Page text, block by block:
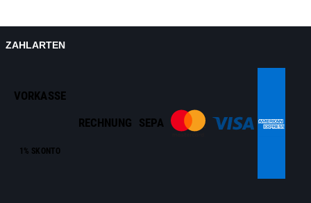
ZAHLARTEN
VORKASSE
1% SKONTO
RECHNUNG SEPA